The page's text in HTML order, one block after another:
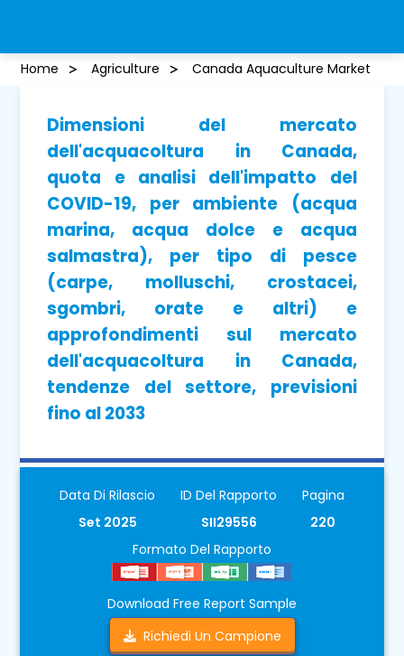
Home Agriculture Canada Aquaculture Market
Dimensioni del mercato
dell'acquacoltura in Canada,
quota e analisi dell'impatto del
COVID-19, per ambiente (acqua
marina, acqua dolce e acqua
salmastra), per tipo di pesce
(carpe, molluschi, crostacei,
sgombri, orate e altri) e
approfondimenti sul mercato
dell'acquacoltura in Canada,
tendenze del settore, previsioni
fino al 2033
Data Di Rilascio
Set 2025
ID Del Rapporto
SII29556
Pagina
220
Formato Del Rapporto
Download Free Report Sample
Richiedi Un Campione